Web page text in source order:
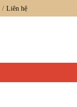
Liên hệ